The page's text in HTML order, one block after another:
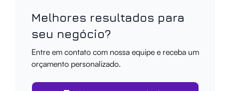
Melhores resultados para
seu negócio?
Entre em contato com nossa equipe e receba um
orçamento personalizado.